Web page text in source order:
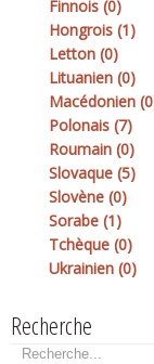
Finnois (0)
Hongrois (1)
Letton (0)
Lituanien (0)
Macédonien
Polonais (7)
Roumain (0)
Slovaque (5)
Slovène (0)
Sorabe (1)
Tchèque (0)
Ukrainien (0)
Recherche
Rechercher